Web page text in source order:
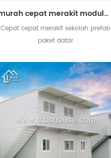
murah cepat merakit modular flat pack prefab school house
Cepat cepat merakit sekolah prefab
paket datar